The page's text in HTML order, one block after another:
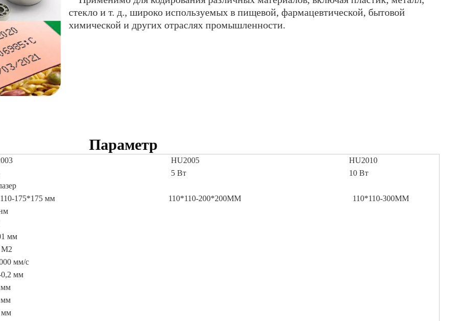
стекло и т. д., широко используемых в пищевой, фармацевтической, бытовой
химической и других отраслях промышленности.
Параметр
HU2005
HU2010
5 Вт
10 Вт
175*175 мм 110*110-200*200ММ
110*110-300ММ
мм
М2
мм/с
0,2 мм
мм
мм
мм